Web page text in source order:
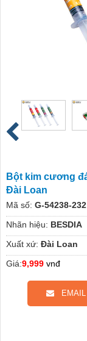
Bột kim cương
Đài Loan
Mã số: G-54238-232
Nhãn hiệu: BESDIA
Xuất xứ: Đài Loan
Giá:9,999 vnđ
EMAIL